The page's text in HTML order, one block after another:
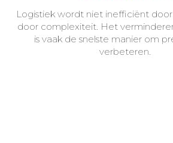
Logistiek wordt niet inefficiënt
door complexiteit. Het
is vaak de snelste manier om
verbeteren.